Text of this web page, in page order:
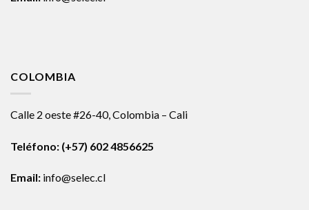
COLOMBIA
Calle 2 oeste #26-40, Colombia – Cali
Teléfono: (+57) 602 4856625
Email: info@selec.cl